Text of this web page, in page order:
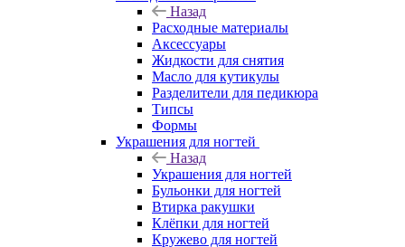
Назад
Расходные материалы
Аксессуары
Жидкости для снятия
Масло для кутикулы
Разделители для педикюра
Типсы
Формы
Украшения для ногтей
Назад
Украшения для ногтей
Бульонки для ногтей
Втирка ракушки
Клёпки для ногтей
Кружево для ногтей